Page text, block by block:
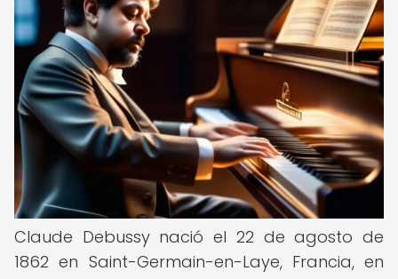
Claude Debussy nació el 22 de agosto de
1862 en Saint-Germain-en-Laye, Francia, en